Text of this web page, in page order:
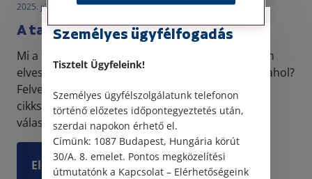
2025. július 23. • dr. Szabó Krisztián
A találás jogi szabályozása 1.
Mi a teendőnk abban a helyzetben, ha valamilyen
elvesztett értékes tárgyat vagy pénz találunk valahol?
Felvehetjük és megtarthatjuk? Jelen
cikksorozatunkban ezekre a kérdésekre fogunk
válaszolni.
Elolvasom
Személyes ügyfélfogadás
Tisztelt Ügyfeleink!
Személyes ügyfélszolgálatunk telefonon
történő előzetes időpontegyeztetés után,
szerdai napokon érhető el.
Címünk: 1087 Budapest, Hungária körút
30/A. 8. emelet. Pontos megközelítési
útmutatónk a Kapcsolat – Elérhetőségeink